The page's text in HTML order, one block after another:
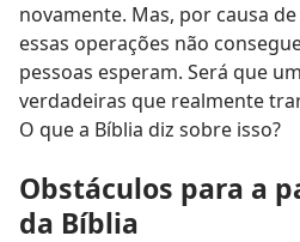
novamente. Mas, por causa
essas operações não
pessoas esperam. Será que
verdadeiras que realmente
O que a Bíblia diz sobre isso?
Obstáculos para a
da Bíblia